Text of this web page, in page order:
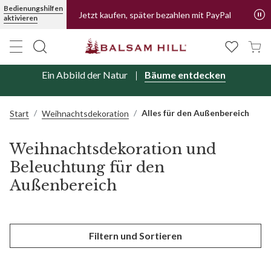
Bedienungshilfen
aktivieren
Jetzt kaufen, später bezahlen mit PayPal
Ein Abbild der Natur Bäume entdecken
Start Weihnachtsdekoration Alles für den Außenbereich
Weihnachtsdekoration und
Beleuchtung für den
Außenbereich
Filtern und Sortieren